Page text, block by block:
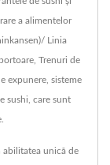
a alimentelor
Linia
Trenuri de
expunere, sisteme
sushi, care sunt
abilitatea unică de